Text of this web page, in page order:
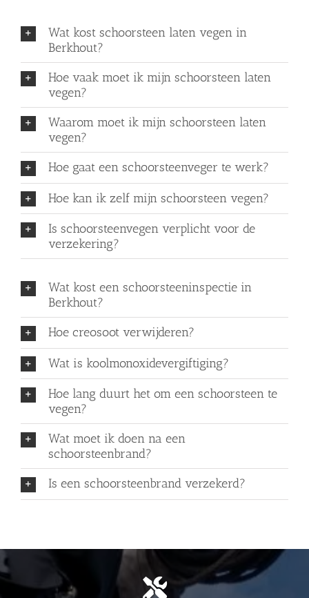
Wat kost schoorsteen laten vegen in
Berkhout?
Hoe vaak moet ik mijn schoorsteen laten
vegen?
Waarom moet ik mijn schoorsteen laten
vegen?
Hoe gaat een schoorsteenveger te werk?
Hoe kan ik zelf mijn schoorsteen vegen?
Is schoorsteenvegen verplicht voor de
verzekering?
Wat kost een schoorsteeninspectie in
Berkhout?
Hoe creosoot verwijderen?
Wat is koolmonoxidevergiftiging?
Hoe lang duurt het om een schoorsteen te
vegen?
Wat moet ik doen na een
schoorsteenbrand?
Is een schoorsteenbrand verzekerd?